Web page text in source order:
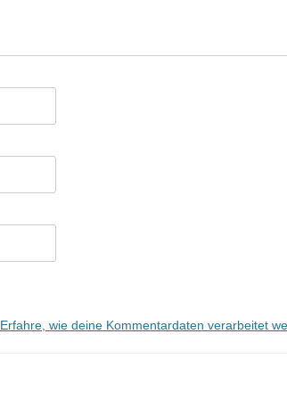
Erfahre, wie deine Kommentardaten verarbeitet